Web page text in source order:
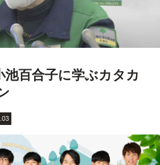
池百合子に学ぶカタカ